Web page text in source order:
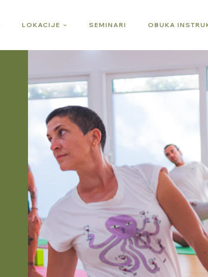
LOKACIJE SEMINARI OBUKA